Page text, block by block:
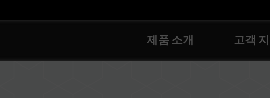
제품 소개 고객